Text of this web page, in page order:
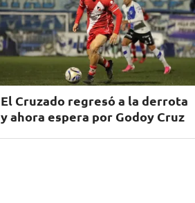
El Cruzado regresó a la derrota
y ahora espera por Godoy Cruz